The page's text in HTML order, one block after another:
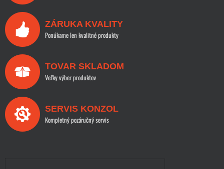
ZÁRUKA KVALITY
Ponúkame len kvalitné produkty
TOVAR SKLADOM
Veľky výber produktov
SERVIS KONZOL
Kompletný pozáručný servis